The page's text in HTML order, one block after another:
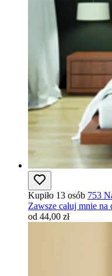
Kupiło 13 osób 753
Zawsze całuj mnie na
od 44,00 zł